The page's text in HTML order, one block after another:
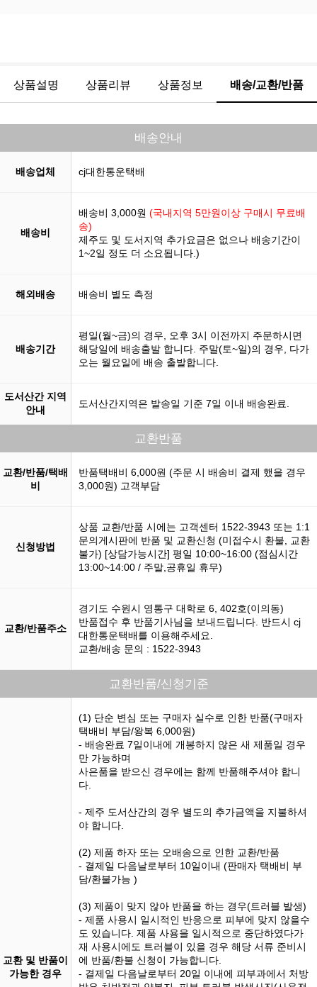
상품설명 상품리뷰 상품정보 배송/교환/반품
배송안내
배송업체 cj대한통운택배
배송비
배송비 3,000원 (국내지역 5만원이상 구매시 무료배
송)
제주도 및 도서지역 추가요금은 없으나 배송기간이
1~2일 정도 더 소요됩니다.)
해외배송 배송비 별도 측정
배송기간
평일(월~금)의 경우, 오후 3시 이전까지 주문하시면
해당일에 배송출발 합니다. 주말(토~일)의 경우, 다가
오는 월요일에 배송 출발합니다.
도서산간 지역
안내
도서산간지역은 발송일 기준 7일 이내 배송완료.
교환반품
교환/반품/택배
비
반품택배비 6,000원 (주문 시 배송비 결제 했을 경우
3,000원) 고객부담
신청방법
상품 교환/반품 시에는 고객센터 1522-3943 또는 1:1
문의게시판에 반품 및 교환신청 (미접수시 환불, 교환
불가) [상담가능시간] 평일 10:00~16:00 (점심시간
13:00~14:00 / 주말,공휴일 휴무)
교환/반품주소
경기도 수원시 영통구 대학로 6, 402호(이의동)
반품접수 후 반품기사님을 보내드립니다. 반드시 cj
대한통운택배를 이용해주세요.
교환/배송 문의 : 1522-3943
교환반품/신청기준
교환 및 반품이
가능한 경우
(1) 단순 변심 또는 구매자 실수로 인한 반품(구매자
택배비 부담/왕복 6,000원)
- 배송완료 7일이내에 개봉하지 않은 새 제품일 경우
만 가능하며
사은품을 받으신 경우에는 함께 반품해주셔야 합니
다.
- 제주 도서산간의 경우 별도의 추가금액을 지불하셔
야 합니다.
(2) 제품 하자 또는 오배송으로 인한 교환/반품
- 결제일 다음날로부터 10일이내 (판매자 택배비 부
담/환불가능 )
(3) 제품이 맞지 않아 반품을 하는 경우(트러블 발생)
- 제품 사용시 일시적인 반응으로 피부에 맞지 않을수
도 있습니다. 제품 사용을 일시적으로 중단하였다가
재 사용시에도 트러블이 있을 경우 해당 서류 준비시
에 반품/환불 신청이 가능합니다.
- 결제일 다음날로부터 20일 이내에 피부과에서 처방